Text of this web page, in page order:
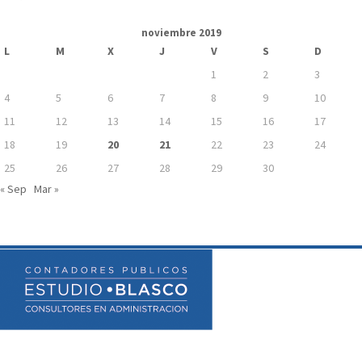
noviembre 2019
L M X J V S
D
1
2
3
4
5 6 7 8 9
10
11
12 13 14 15 16
17
18
19 20 21 22 23
24
25
26 27 28 29
30
« Sep Mar »